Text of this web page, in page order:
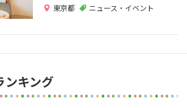
東京都
ニュース・イベント
ンキング